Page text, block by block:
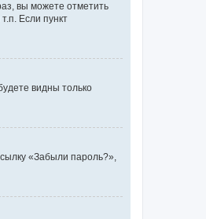
вы можете отметить
Если пункт
видны только
«Забыли пароль?»,